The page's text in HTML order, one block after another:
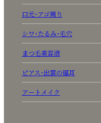
口元・アゴ周り
シワ・たるみ・毛穴
まつ毛美容液
ピアス・出雲の福耳
アートメイク